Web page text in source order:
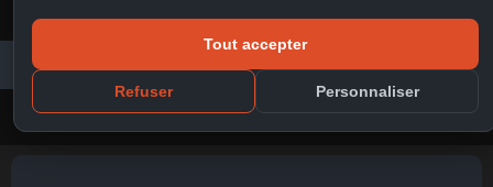
Tout accepter
Refuser Personnaliser
Toutes les annonces
FIAT Fiorino 2021 Diesel Occasion Casablanca Maroc